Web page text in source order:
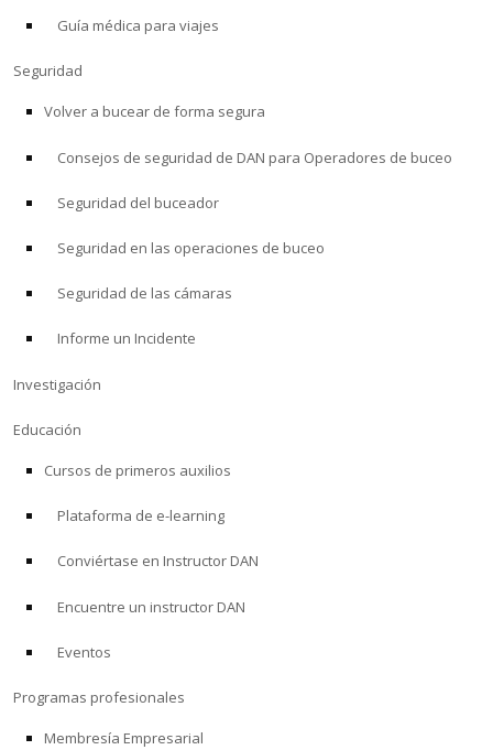
Tienda
Alert Diver
Guía médica para viajes
Seguridad
Volver a bucear de forma segura
Consejos de seguridad de DAN para Operadores de buceo
Seguridad del buceador
Seguridad en las operaciones de buceo
Seguridad de las cámaras
Informe un Incidente
Investigación
Educación
Cursos de primeros auxilios
Plataforma de e-learning
Conviértase en Instructor DAN
Encuentre un instructor DAN
Eventos
Programas profesionales
Membresía Empresarial